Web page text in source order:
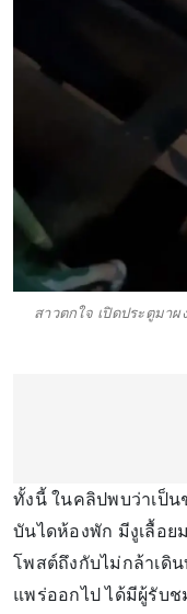
สาวตกใจ เปิดประตูมาผ
ทั้งนี้ ในคลิปพบว่าเป็น
บันไดห้องพัก มีงูเลื้อ
โพสต์ถึงกับไม่กล้าเดิ
แพร่ออกไป ได้มีผู้รับช